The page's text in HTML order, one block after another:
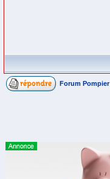
Forum Pompier